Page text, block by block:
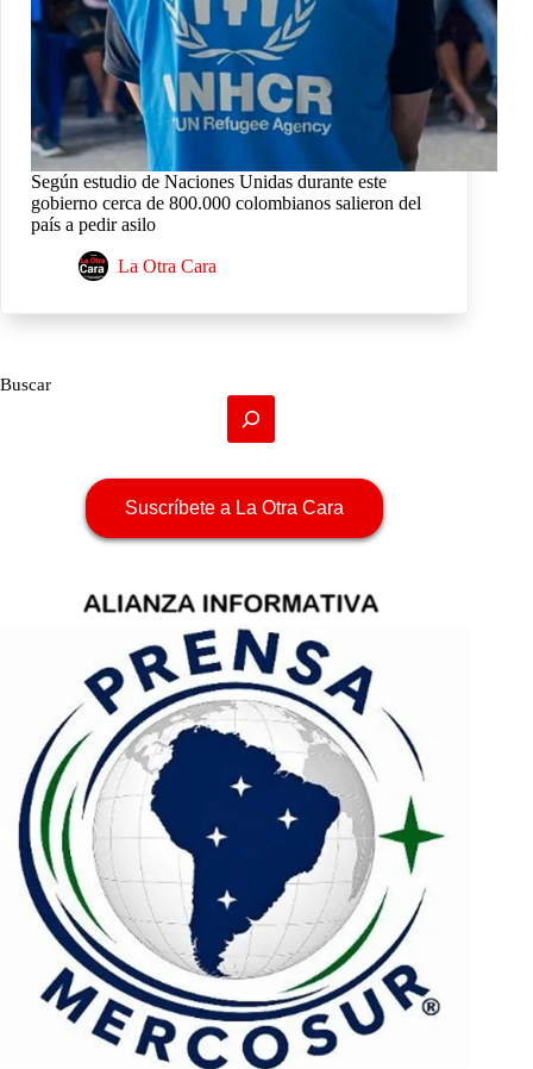
Según estudio de Naciones Unidas durante este
gobierno cerca de 800.000 colombianos salieron del
país a pedir asilo
La Otra Cara
Buscar
Suscríbete a La Otra Cara